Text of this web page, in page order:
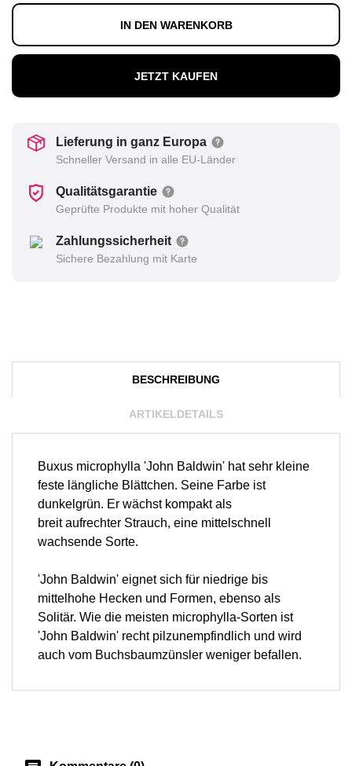
IN DEN WARENKORB
JETZT KAUFEN
Lieferung in ganz Europa
Schneller Versand in alle EU-Länder
Qualitätsgarantie
Geprüfte Produkte mit hoher Qualität
Zahlungssicherheit
Sichere Bezahlung mit Karte
BESCHREIBUNG
ARTIKELDETAILS
Buxus microphylla 'John Baldwin' hat sehr kleine
feste längliche Blättchen. Seine Farbe ist
dunkelgrün. Er wächst kompakt als
breit aufrechter Strauch, eine mittelschnell
wachsende Sorte.
'John Baldwin' eignet sich für niedrige bis
mittelhohe Hecken und Formen, ebenso als
Solitär. Wie die meisten microphylla-Sorten ist
'John Baldwin' recht pilzunempfindlich und wird
auch vom Buchsbaumzünsler weniger befallen.